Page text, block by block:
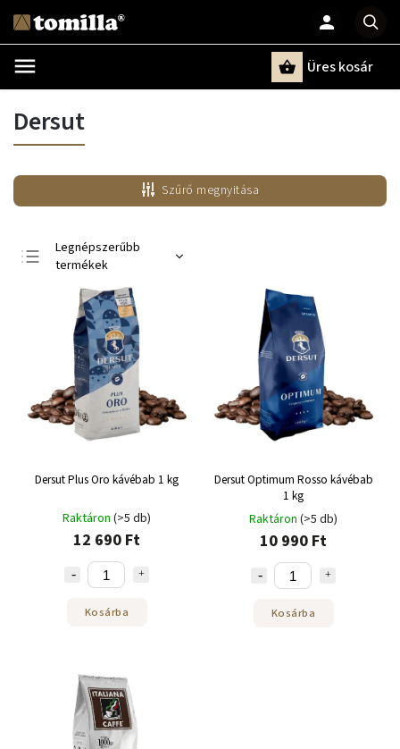
Üres kosár
Dersut
Szűrő megnyitása
Legnépszerűbb
termékek
Legolcsóbb elöl
Legdrágább
ABC szerint
Dersut Plus Oro kávébab 1 kg
Raktáron (>5 db)
12 690 Ft
Kosárba
Dersut Optimum Rosso kávébab
1 kg
Raktáron (>5 db)
10 990 Ft
Kosárba